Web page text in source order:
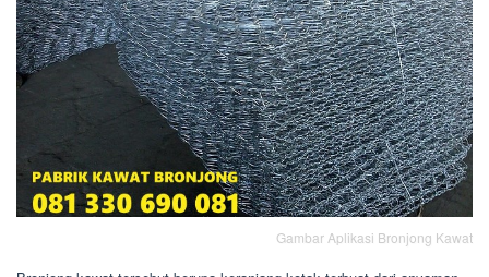
Gambar Aplikasi Bronjong Kawat